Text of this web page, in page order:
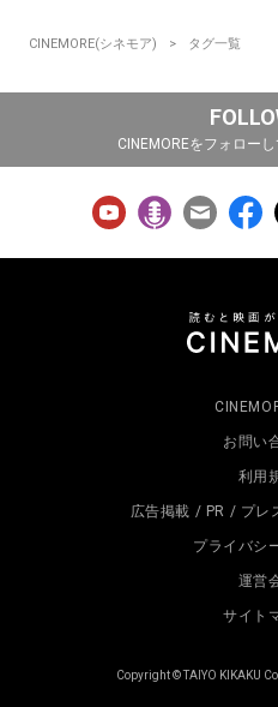
CINEMORE(シネモア) タグ一覧
CINEMOREをフォロー
お問い
利用
広告掲載 / PR / プレ
プライバシ
運営
サイト
Copyright © TAIYO KIKAKU